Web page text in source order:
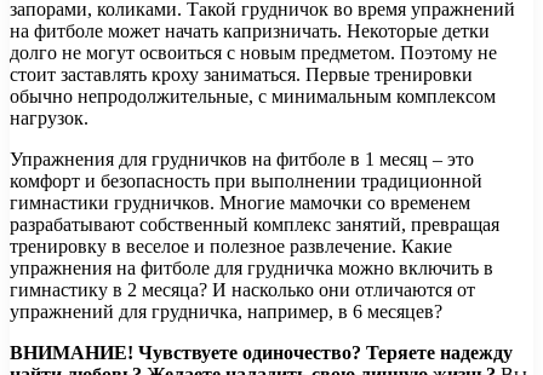
запорами, коликами. Такой грудничок во время упражнений
на фитболе может начать капризничать. Некоторые детки
долго не могут освоиться с новым предметом. Поэтому не
стоит заставлять кроху заниматься. Первые тренировки
обычно непродолжительные, с минимальным комплексом
нагрузок.
Упражнения для грудничков на фитболе в 1 месяц – это
комфорт и безопасность при выполнении традиционной
гимнастики грудничков. Многие мамочки со временем
разрабатывают собственный комплекс занятий, превращая
тренировку в веселое и полезное развлечение. Какие
упражнения на фитболе для грудничка можно включить в
гимнастику в 2 месяца? И насколько они отличаются от
упражнений для грудничка, например, в 6 месяцев?
ВНИМАНИЕ! Чувствуете одиночество? Теряете надежду